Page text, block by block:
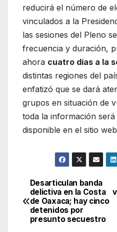
reducirá el número de
vinculados a la
las sesiones del Pleno
frecuencia y duración,
ahora cuatro días a la
distintas regiones del
enfatizó que se dará
grupos en situación de
toda la información
disponible en el sitio
Navegación
de
Desarticulan banda
delictiva en la Costa
de Oaxaca; hay cinco
detenidos por
presunto secuestro